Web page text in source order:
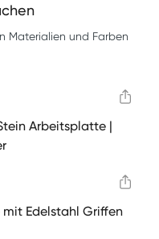
Materialien und Farben
Arbeitsplatte |
mit Edelstahl Griffen